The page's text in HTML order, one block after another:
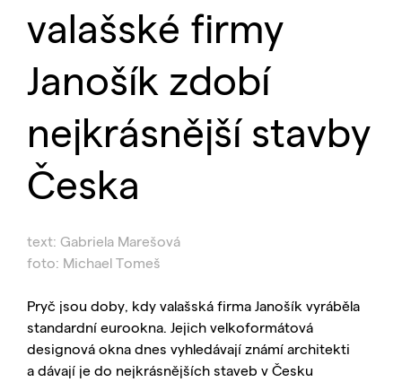
valašské firmy
Janošík zdobí
nejkrásnější stavby
Česka
text: Gabriela Marešová
foto: Michael Tomeš
Pryč jsou doby, kdy valašská firma Janošík vyráběla
standardní eurookna. Jejich velkoformátová
designová okna dnes vyhledávají známí architekti
a dávají je do nejkrásnějších staveb v Česku